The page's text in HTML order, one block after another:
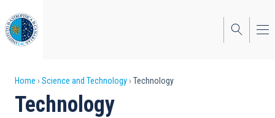
to
main
content
Breadcrumb
Home Science and Technology Technology
Technology